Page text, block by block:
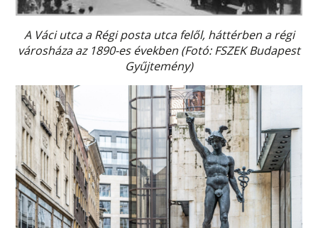
A Váci utca a Régi posta utca felől, háttérben a régi
városháza az 1890-es években (Fotó: FSZEK Budapest
Gyűjtemény)